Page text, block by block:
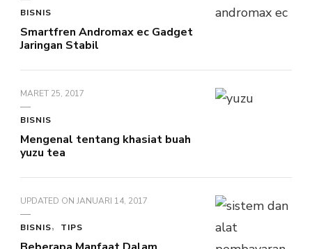
BISNIS
Smartfren Andromax ec Gadget
Jaringan Stabil
MARET 25, 2017
BISNIS
Mengenal tentang khasiat buah
yuzu tea
UPDATED ON JANUARI 14, 2017
BISNIS TIPS